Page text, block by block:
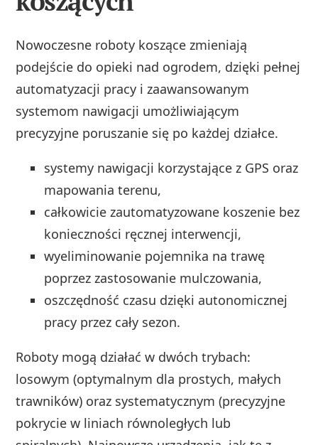
Nowoczesne roboty koszące zmieniają
podejście do opieki nad ogrodem, dzięki pełnej
automatyzacji pracy i zaawansowanym
systemom nawigacji umożliwiającym
precyzyjne poruszanie się po każdej działce.
systemy nawigacji korzystające z GPS oraz
mapowania terenu,
całkowicie zautomatyzowane koszenie bez
konieczności ręcznej interwencji,
wyeliminowanie pojemnika na trawę
poprzez zastosowanie mulczowania,
oszczędność czasu dzięki autonomicznej
pracy przez cały sezon.
Roboty mogą działać w dwóch trybach:
losowym (optymalnym dla prostych, małych
trawników) oraz systematycznym (precyzyjne
pokrycie w liniach równoległych lub